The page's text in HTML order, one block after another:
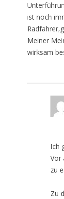
ist noch
Meiner
wirksam
Ich
Vor
zu
Zu